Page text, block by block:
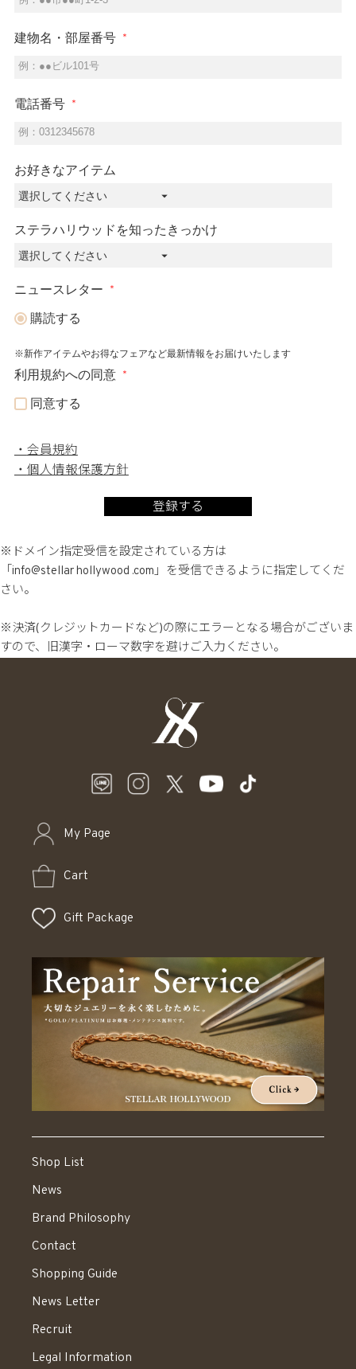
建物名・部屋番号
例：●●ビル101号
電話番号
例：0312345678
お好きなアイテム
ステラハリウッドを知ったきっかけ
ニュースレター
購読する
※新作アイテムやお得なフェアなど最新情報をお届けいたします
利用規約への同意
同意する
会員規約
個人情報保護方針
登録する
※ドメイン指定受信を設定されている方は
「info@stellar hollywood .com」を受信できるように指定してくだ
さい。
※決済(クレジットカードなど)の際にエラーとなる場合がございま
すので、旧漢字・ローマ数字を避けご入力ください。
My Page
Cart
Gift Package
Shop List
News
Brand Philosophy
Contact
Shopping Guide
News Letter
Recruit
Legal Information